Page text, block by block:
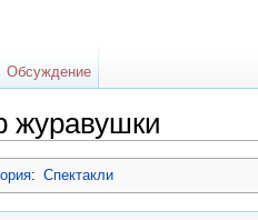
журавушки
: Спектакли
Обсуждение